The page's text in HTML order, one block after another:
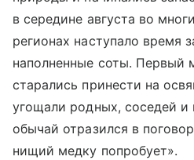
в середине августа во
регионах наступало время
наполненные соты. Первый
старались принести на
угощали родных, соседей
обычай отразился в
нищий медку попробует».